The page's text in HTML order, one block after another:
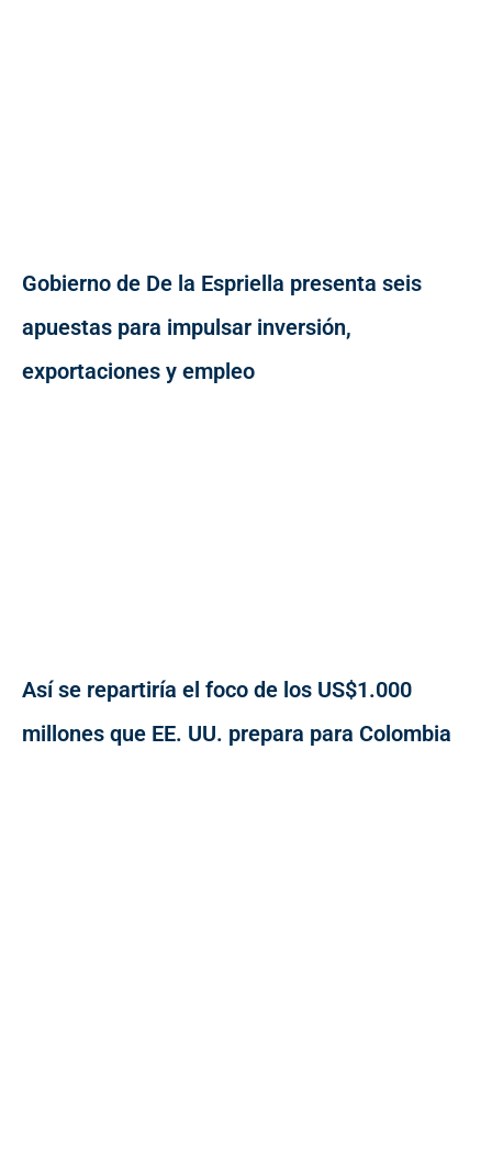
Gobierno de De la Espriella presenta seis
apuestas para impulsar inversión,
exportaciones y empleo
Así se repartiría el foco de los US$1.000
millones que EE. UU. prepara para Colombia